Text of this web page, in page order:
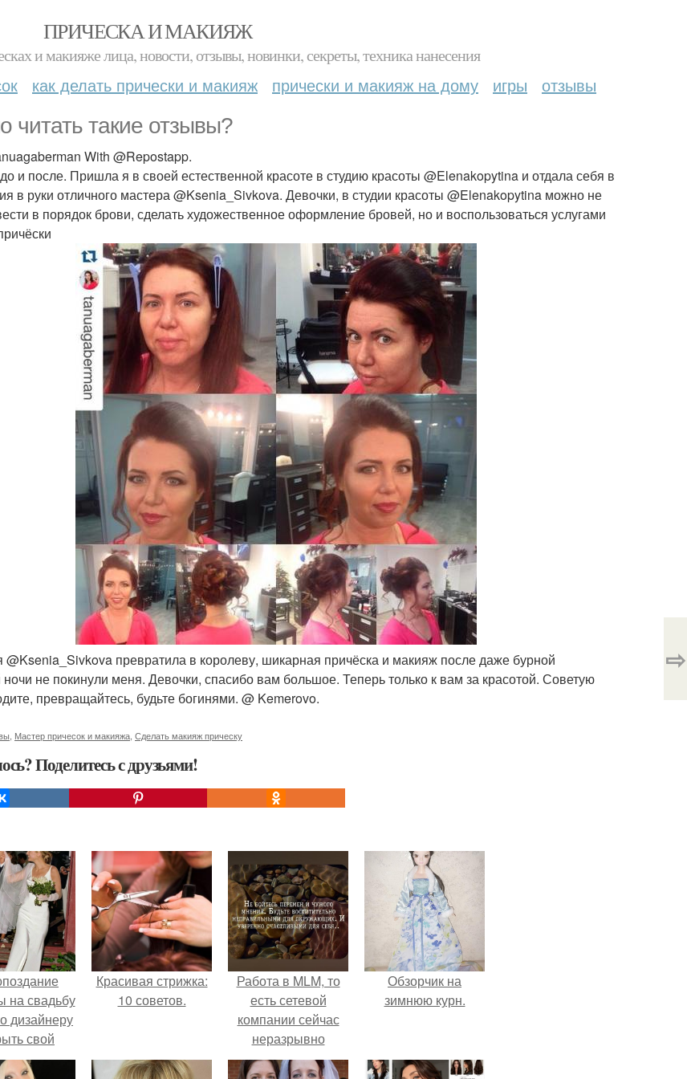
ПРИЧЕСКА И МАКИЯЖ
и макияже лица, новости, отзывы, новинки, секреты, техника нанесения
как делать прически и макияж прически и макияж на дому игры отзывы
читать такие отзывы?
With @Repostapp.
и после. Пришла я в своей естественной красоте в студию красоты @Elenakopytina и отдала себя в
в руки отличного мастера @Ksenia_Sivkova. Девочки, в студии красоты @Elenakopytina можно не
в порядок брови, сделать художественное оформление бровей, но и воспользоваться услугами
@Ksenia_Sivkova превратила в королеву, шикарная причёска и макияж после даже бурной
ночи не покинули меня. Девочки, спасибо вам большое. Теперь только к вам за красотой. Советую
превращайтесь, будьте богинями. @ Kemerovo.
Мастер причесок и макияжа Сделать макияж прическу
Поделитесь с друзьями!
⇨
на свадьбу
дизайнеру
свой
Красивая стрижка:
10 советов.
Работа в MLM, то
есть сетевой
компании сейчас
неразрывно
связана с создание
Обзорчик на
зимнюю курн.